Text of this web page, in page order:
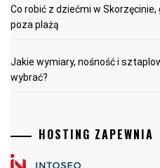
Co robić z dziećmi w
poza plażą
Jakie wymiary, nośność i
wybrać?
HOSTING ZAPEWNIA